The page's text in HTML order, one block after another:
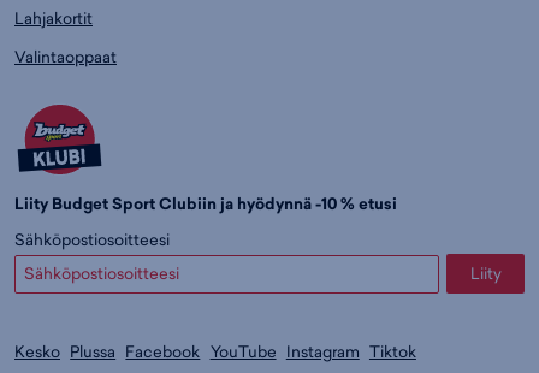
Lahjakortit
Valintaoppaat
Liity Budget Sport Clubiin ja hyödynnä -10 % etusi
Sähköpostiosoitteesi
Liity
Kesko Plussa Facebook YouTube Instagram Tiktok